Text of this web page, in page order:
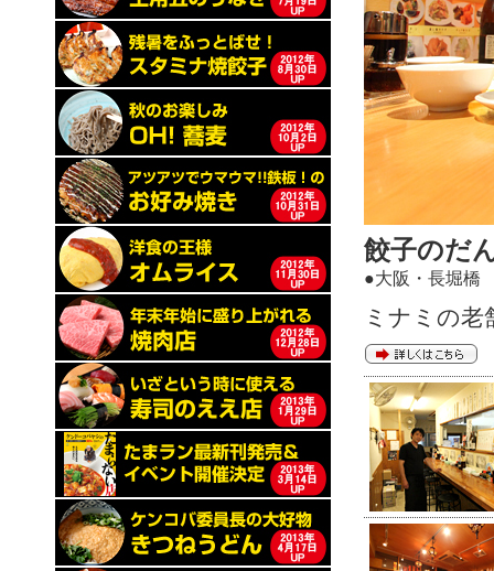
餃子のだ
●大阪・長堀橋
ミナミの老